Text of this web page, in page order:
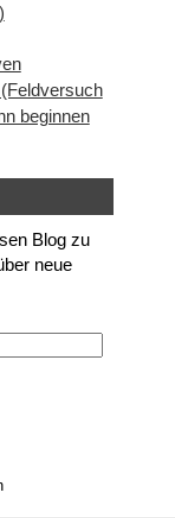
beginnen
Blog zu
neue